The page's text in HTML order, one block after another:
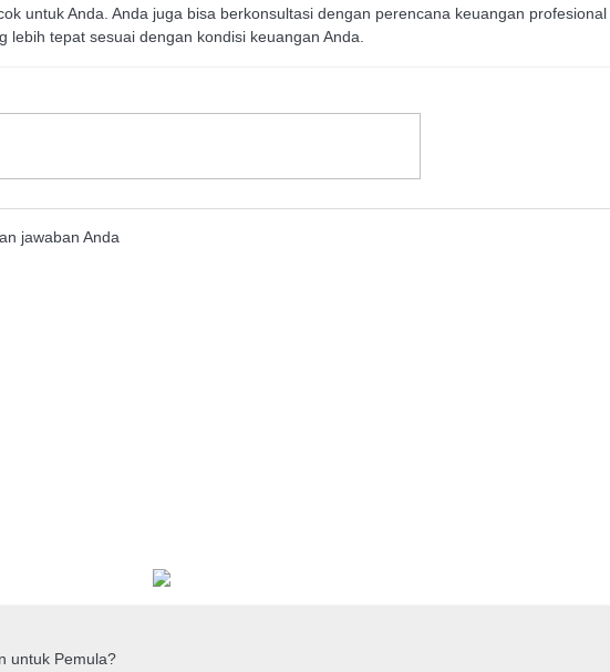
untuk Anda. Anda juga bisa berkonsultasi dengan perencana keuangan profesional
lebih tepat sesuai dengan kondisi keuangan Anda.
jawaban Anda
untuk Pemula?